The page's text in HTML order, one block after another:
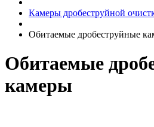
Камеры дробеструйной
Обитаемые дробеструйные
Обитаемые
камеры